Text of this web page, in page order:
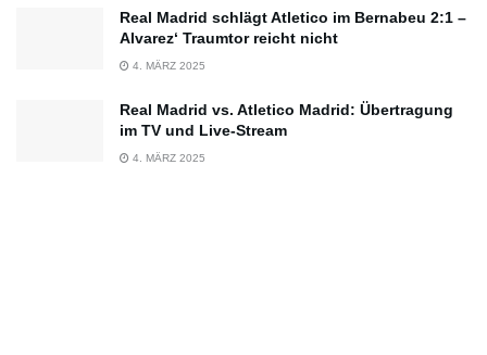
Real Madrid schlägt Atletico im Bernabeu 2:1 –
Alvarez‘ Traumtor reicht nicht
4. MÄRZ 2025
Real Madrid vs. Atletico Madrid: Übertragung
im TV und Live-Stream
4. MÄRZ 2025